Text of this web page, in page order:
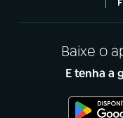
Baixe o
E tenha a